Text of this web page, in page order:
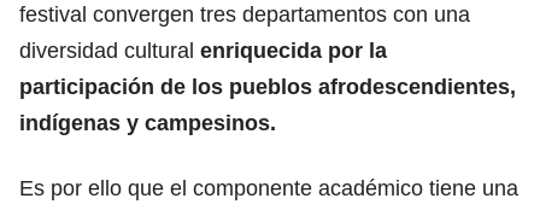
festival convergen tres departamentos con una
diversidad cultural enriquecida por la
participación de los pueblos afrodescendientes,
indígenas y campesinos.
Es por ello que el componente académico tiene una